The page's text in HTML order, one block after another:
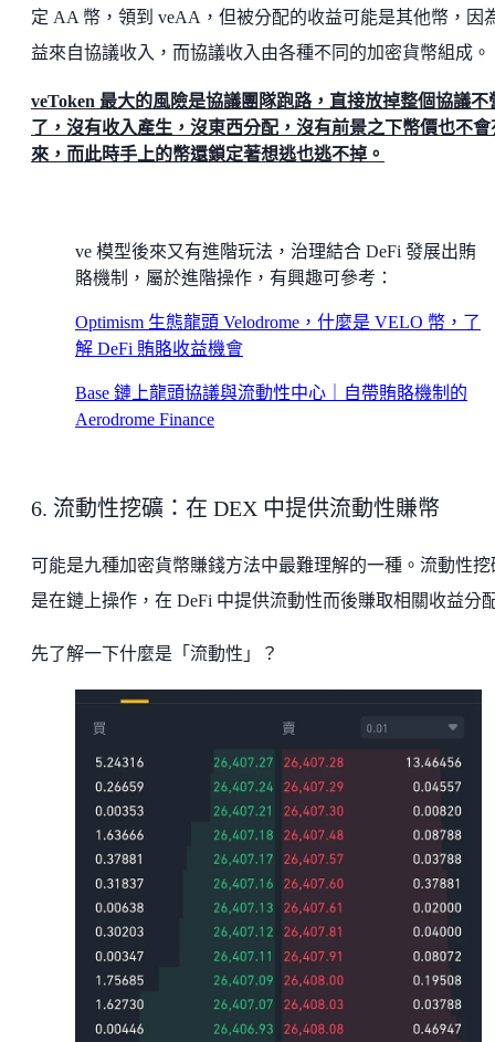
定 AA 幣，領到 veAA，但被分配的收益可能是其他幣，因
益來自協議收入，而協議收入由各種不同的加密貨幣組成。
veToken 最大的風險是協議團隊跑路，直接放掉整個協議不
了，沒有收入產生，沒東西分配，沒有前景之下幣價也不會
來，而此時手上的幣還鎖定著想逃也逃不掉。
ve 模型後來又有進階玩法，治理結合 DeFi 發展出賄
賂機制，屬於進階操作，有興趣可參考：
Optimism 生態龍頭 Velodrome，什麼是 VELO 幣，了
解 DeFi 賄賂收益機會
Base 鏈上龍頭協議與流動性中心｜自帶賄賂機制的
Aerodrome Finance
6. 流動性挖礦：在 DEX 中提供流動性賺幣
可能是九種加密貨幣賺錢方法中最難理解的一種。流動性挖
是在鏈上操作，在 DeFi 中提供流動性而後賺取相關收益分
先了解一下什麼是「流動性」？